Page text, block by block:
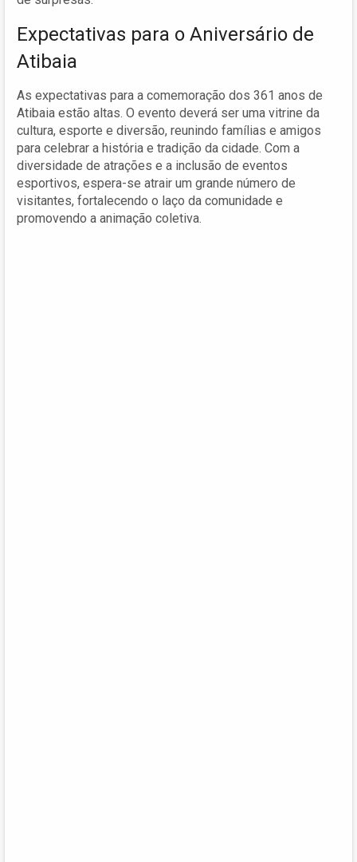
Expectativas para o Aniversário de
Atibaia
As expectativas para a comemoração dos 361 anos de
Atibaia estão altas. O evento deverá ser uma vitrine da
cultura, esporte e diversão, reunindo famílias e amigos
para celebrar a história e tradição da cidade. Com a
diversidade de atrações e a inclusão de eventos
esportivos, espera-se atrair um grande número de
visitantes, fortalecendo o laço da comunidade e
promovendo a animação coletiva.